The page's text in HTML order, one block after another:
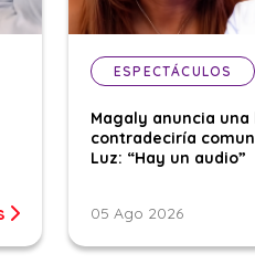
ESPECTÁCULOS
Magaly anuncia una
contradeciría
Luz: “Hay un audio”
05 Ago 2026